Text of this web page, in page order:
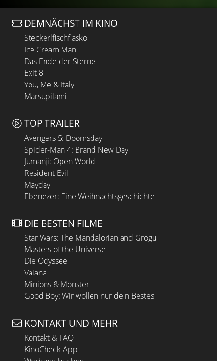
DEMNÄCHST IM KINO
Steckerlfischfiasko
Ice Cream Man
Das Ende der Sterne
Exit 8
You, Me & Italy
Marsupilami
TOP TRAILER
Avengers 5: Doomsday
Spider-Man 4: Brand New Day
Jumanji: Open World
Resident Evil
Mayday
Ebenezer: Eine Weihnachtsgeschichte
DIE BESTEN FILME
Star Wars: The Mandalorian and Grogu
Masters of the Universe
Die Odyssee
Vaiana
Minions & Monster
Good Boy: Wir wollen nur dein Bestes
KONTAKT UND MEHR
Kontakt & FAQ
KinoCheck-App